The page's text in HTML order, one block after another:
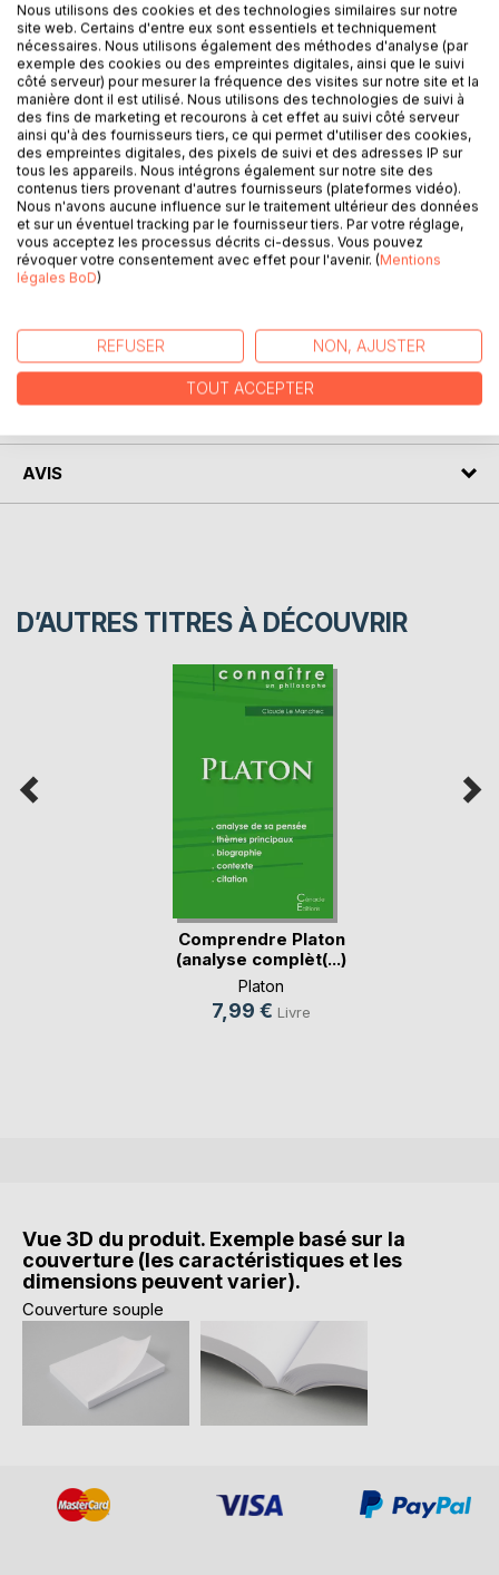
DESCRIPTION
Venez découvrir la pensée de Platon grâce à une analyse
philosophique de référence ! Écrite par un spécialiste
universitaire, cette étude est recommandée par de
nombreux enseignants. Cet ouvrage contient notamment la
biographie du philosophe, le résumé détaillé de sa pensée,
ainsi que l'analyse de son courant philosophique.
Retrouvez tous nos titres sur : www.fichedelecture.fr.
AUTEUR(S)
AVIS
D’AUTRES TITRES À DÉCOUVRIR
Comprendre Platon
(analyse complèt(...)
Platon
7,99 € Livre
Vue 3D du produit. Exemple basé sur la
couverture (les caractéristiques et les
dimensions peuvent varier).
Couverture souple
Nous utilisons des cookies et des technologies similaires sur notre
site web. Certains d'entre eux sont essentiels et techniquement
nécessaires. Nous utilisons également des méthodes d'analyse (par
exemple des cookies ou des empreintes digitales, ainsi que le suivi
côté serveur) pour mesurer la fréquence des visites sur notre site et la
manière dont il est utilisé. Nous utilisons des technologies de suivi à
des fins de marketing et recourons à cet effet au suivi côté serveur
ainsi qu'à des fournisseurs tiers, ce qui permet d'utiliser des cookies,
des empreintes digitales, des pixels de suivi et des adresses IP sur
tous les appareils. Nous intégrons également sur notre site des
contenus tiers provenant d'autres fournisseurs (plateformes vidéo).
Nous n'avons aucune influence sur le traitement ultérieur des données
et sur un éventuel tracking par le fournisseur tiers. Par votre réglage,
vous acceptez les processus décrits ci-dessus. Vous pouvez
révoquer votre consentement avec effet pour l'avenir. (Mentions
légales BoD)
REFUSER NON, AJUSTER
TOUT ACCEPTER